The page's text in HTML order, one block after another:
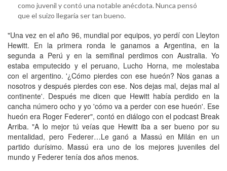
como juvenil y contó una notable anécdota. Nunca pensó
que el suizo llegaría ser tan bueno.
"Una vez en el año 96, mundial por equipos, yo perdí con Lleyton
Hewitt. En la primera ronda le ganamos a Argentina, en la
segunda a Perú y en la semifinal perdimos con Australia. Yo
estaba emputecido y el peruano, Lucho Horna, me molestaba
con el argentino. '¿Cómo pierdes con ese hueón? Nos ganas a
nosotros y después pierdes con ese. Nos dejas mal, dejas mal al
continente'. Después me dicen que Hewitt había perdido en la
cancha número ocho y yo 'cómo va a perder con ese hueón'. Ese
hueón era Roger Federer", contó en diálogo con el podcast Break
Arriba. "A lo mejor tú veías que Hewitt iba a ser bueno por su
mentalidad, pero Federer…Le ganó a Massú en Milán en un
partido durísimo. Massú era uno de los mejores juveniles del
mundo y Federer tenía dos años menos.